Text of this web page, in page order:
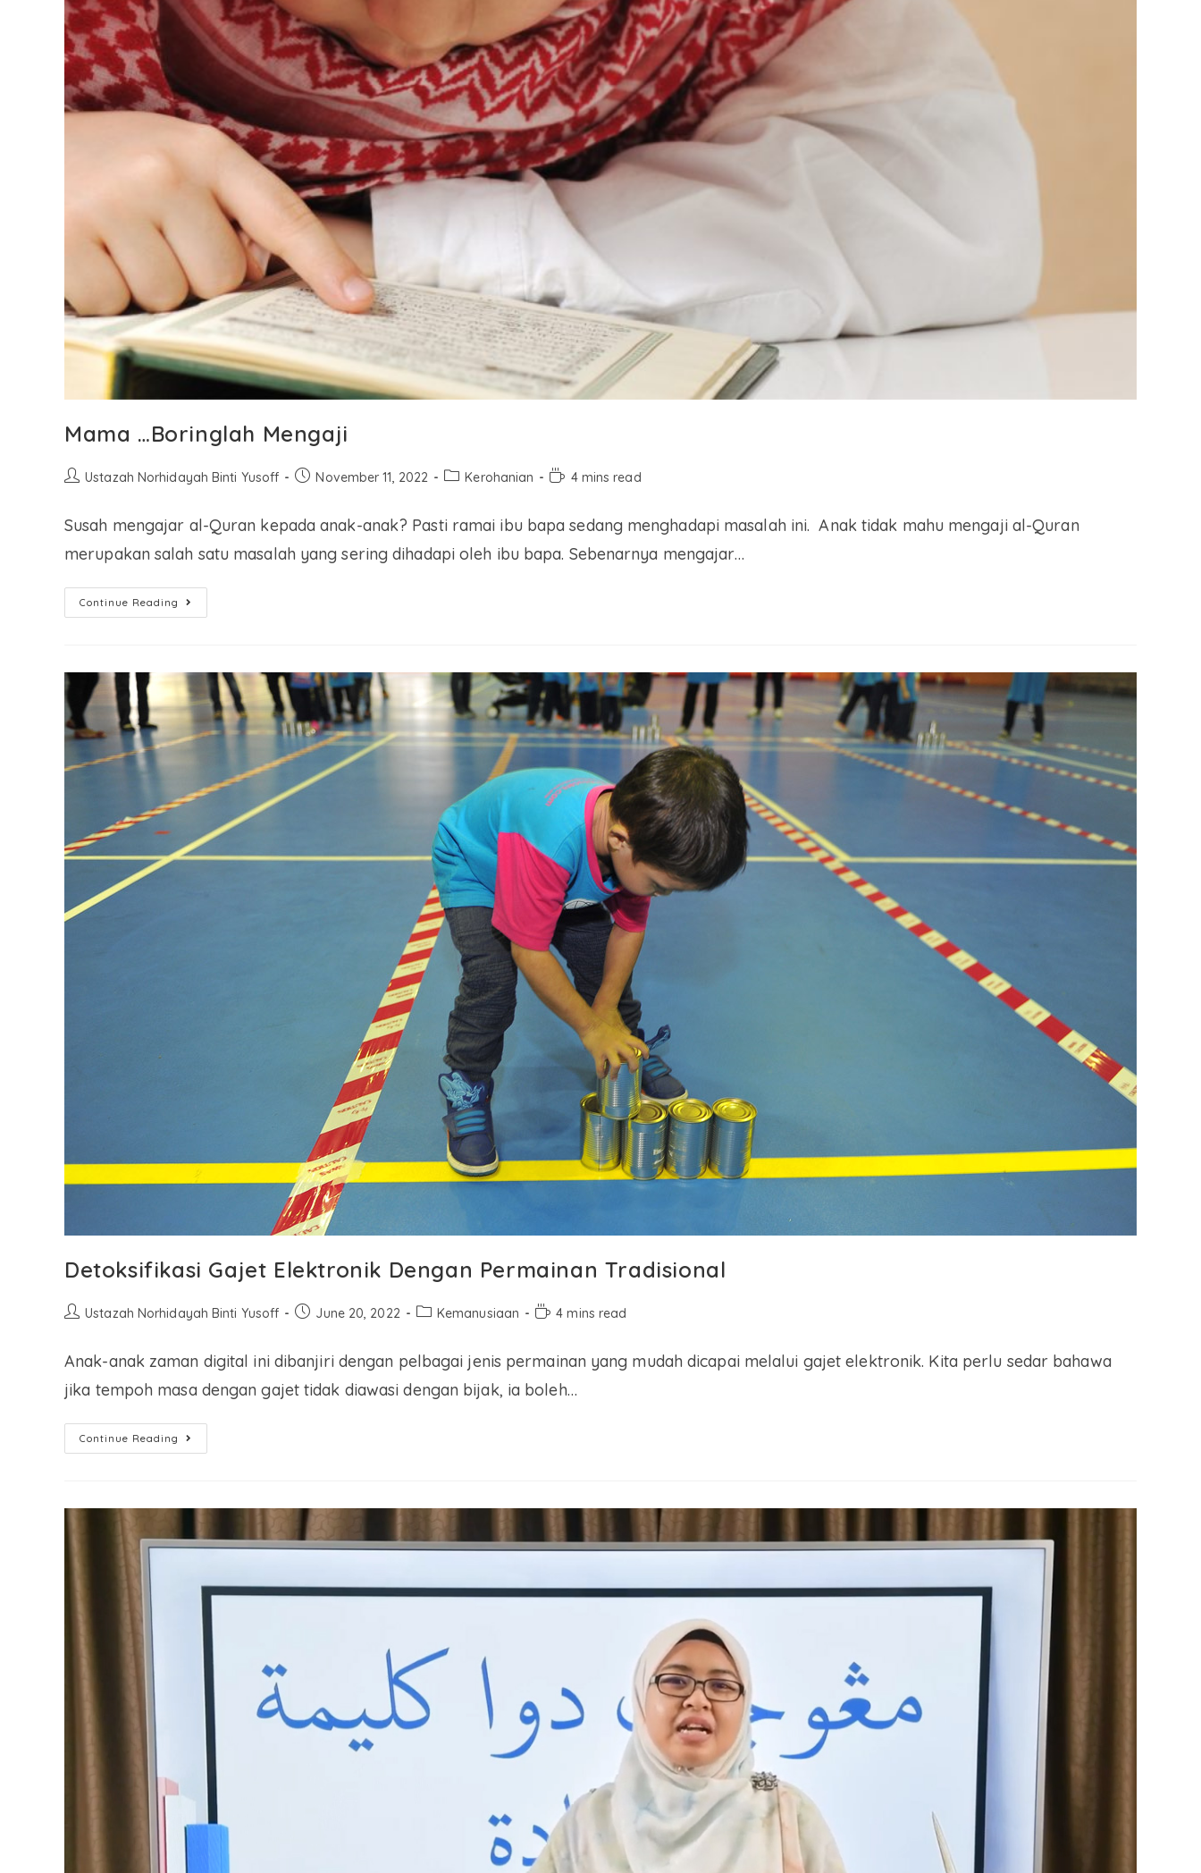
Mama …Boringlah Mengaji
Ustazah Norhidayah Binti Yusoff November 11, 2022 Kerohanian 4 mins read
Susah mengajar al-Quran kepada anak-anak? Pasti ramai ibu bapa sedang menghadapi masalah ini. Anak tidak mahu mengaji al-Quran
merupakan salah satu masalah yang sering dihadapi oleh ibu bapa. Sebenarnya mengajar…
Continue Reading
Detoksifikasi Gajet Elektronik Dengan Permainan Tradisional
Ustazah Norhidayah Binti Yusoff June 20, 2022 Kemanusiaan 4 mins read
Anak-anak zaman digital ini dibanjiri dengan pelbagai jenis permainan yang mudah dicapai melalui gajet elektronik. Kita perlu sedar bahawa
jika tempoh masa dengan gajet tidak diawasi dengan bijak, ia boleh…
Continue Reading